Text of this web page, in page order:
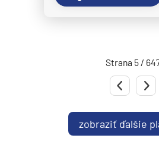
Norwegian Sun
Oceania Cruises
Oceania Insignia
Oceania Marina
Strana 5 /
zobraziť ďalšie